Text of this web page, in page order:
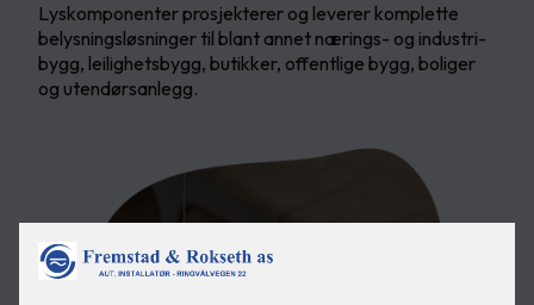
Lyskomponenter prosjekterer og leverer komplette
belysningsløsninger til blant annet nærings- og industri-
bygg, leilighetsbygg, butikker, offentlige bygg, boliger
og utendørsanlegg.